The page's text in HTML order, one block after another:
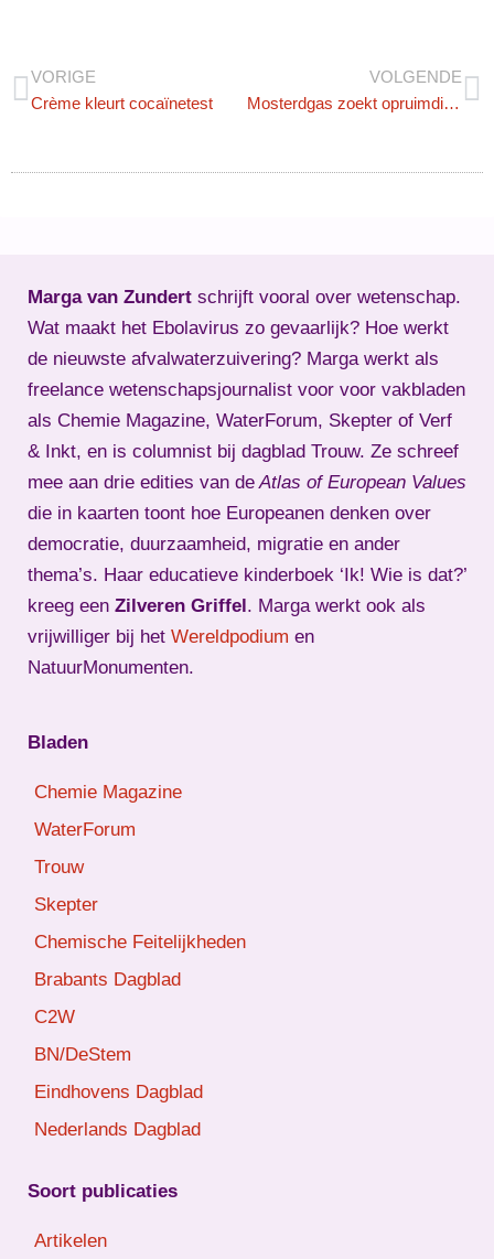
VORIGE
Crème kleurt cocaïnetest
VOLGENDE
Mosterdgas zoekt opruimdienst
Marga van Zundert schrijft vooral over wetenschap.
Wat maakt het Ebolavirus zo gevaarlijk? Hoe werkt
de nieuwste afvalwaterzuivering? Marga werkt als
freelance wetenschapsjournalist voor voor vakbladen
als Chemie Magazine, WaterForum, Skepter of Verf
& Inkt, en is columnist bij dagblad Trouw. Ze schreef
mee aan drie edities van deAtlas of European Values
die in kaarten toont hoe Europeanen denken over
democratie, duurzaamheid, migratie en ander
thema’s. Haar educatieve kinderboek ‘Ik! Wie is dat?’
kreeg een Zilveren Griffel . Marga werkt ook als
vrijwilliger bij het Wereldpodium en
NatuurMonumenten.
Bladen
Chemie Magazine
WaterForum
Trouw
Skepter
Chemische Feitelijkheden
Brabants Dagblad
C2W
BN/DeStem
Eindhovens Dagblad
Nederlands Dagblad
Soort publicaties
Artikelen